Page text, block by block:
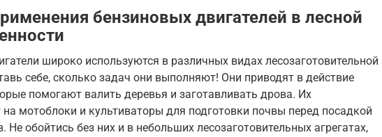
бензиновых двигателей в лесной
широко используются в различных видах лесозаготовительной
себе, сколько задач они выполняют! Они приводят в действие
помогают валить деревья и заготавливать дрова. Их
мотоблоки и культиваторы для подготовки почвы перед посадкой
Не обойтись без них и в небольших лесозаготовительных агрегатах,